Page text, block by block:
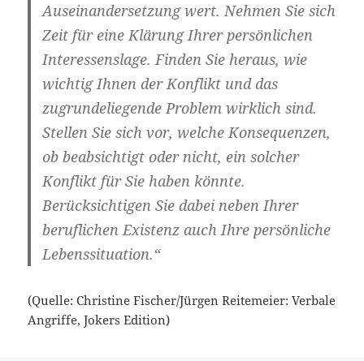
Auseinandersetzung wert. Nehmen Sie sich
Zeit für eine Klärung Ihrer persönlichen
Interessenslage. Finden Sie heraus, wie
wichtig Ihnen der Konflikt und das
zugrundeliegende Problem wirklich sind.
Stellen Sie sich vor, welche Konsequenzen,
ob beabsichtigt oder nicht, ein solcher
Konflikt für Sie haben könnte.
Berücksichtigen Sie dabei neben Ihrer
beruflichen Existenz auch Ihre persönliche
Lebenssituation.“
(Quelle: Christine Fischer/Jürgen Reitemeier: Verbale
Angriffe, Jokers Edition)